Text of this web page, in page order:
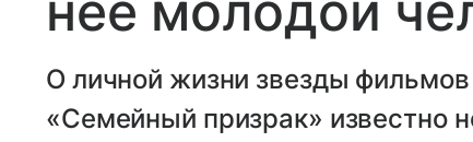
О личной жизни звезды фильмов
«Семейный призрак» известно